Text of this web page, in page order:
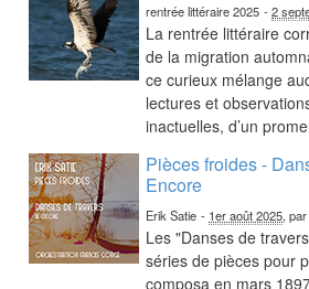
rentrée littéraire 2025 -2
La rentrée littéraire
de la migration
ce curieux mélange
lectures et
inactuelles, d’un
Pièces froides -
Encore
Erik Satie - 1er août 2025, par
Les "Danses de
séries de pièces pour
composa en mars